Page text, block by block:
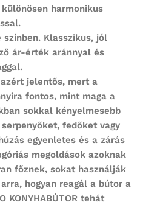
harmonikus
színben. Klasszikus, jól
ár-érték aránnyal és
jelentős, mert a
fontos, mint maga a
sokkal kényelmesebb
fedőket vagy
egyenletes és a zárás
megoldások azoknak
főznek, sokat használják
hogyan reagál a bútor a
KONYHABÚTOR tehát